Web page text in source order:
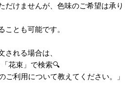
だけませんが、色味のご希望は承り
ことも可能です。
される場合は、
花束」で検索🔍
ご利用について教えてください。」